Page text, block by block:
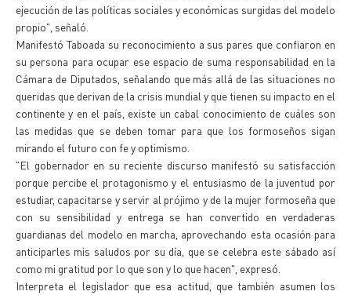
ejecución de las políticas sociales y económicas surgidas del modelo
propio", señaló.
Manifestó Taboada su reconocimiento a sus pares que confiaron en
su persona para ocupar ese espacio de suma responsabilidad en la
Cámara de Diputados, señalando que más allá de las situaciones no
queridas que derivan de la crisis mundial y que tienen su impacto en el
continente y en el país, existe un cabal conocimiento de cuáles son
las medidas que se deben tomar para que los formoseños sigan
mirando el futuro con fe y optimismo.
"El gobernador en su reciente discurso manifestó su satisfacción
porque percibe el protagonismo y el entusiasmo de la juventud por
estudiar, capacitarse y servir al prójimo y de la mujer formoseña que
con su sensibilidad y entrega se han convertido en verdaderas
guardianas del modelo en marcha, aprovechando esta ocasión para
anticiparles mis saludos por su día, que se celebra este sábado así
como mi gratitud por lo que son y lo que hacen", expresó.
Interpreta el legislador que esa actitud, que también asumen los